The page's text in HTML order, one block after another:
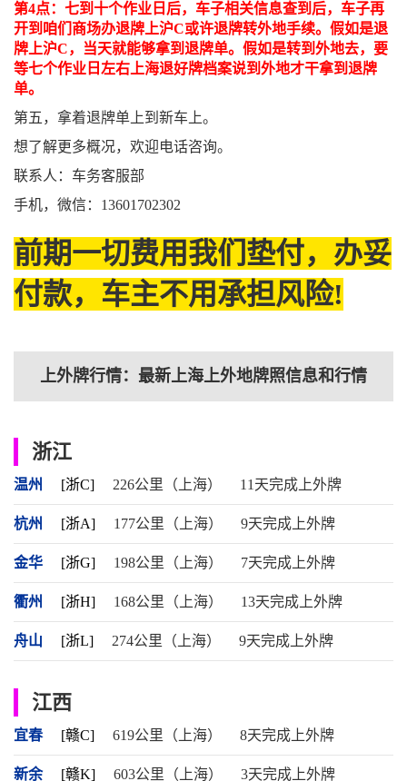
第4点：七到十个作业日后，车子相关信息查到后，车子再
开到咱们商场办退牌上沪C或许退牌转外地手续。假如是退
牌上沪C，当天就能够拿到退牌单。假如是转到外地去，要
等七个作业日左右上海退好牌档案说到外地才干拿到退牌
单。
第五，拿着退牌单上到新车上。
想了解更多概况，欢迎电话咨询。
联系人：车务客服部
手机，微信：13601702302
前期一切费用我们垫付，办妥
付款，车主不用承担风险!
上外牌行情：最新上海上外地牌照信息和行情
浙江
温州 [浙C] 226公里（上海） 11天完成上外牌
杭州 [浙A] 177公里（上海） 9天完成上外牌
金华 [浙G] 198公里（上海） 7天完成上外牌
衢州 [浙H] 168公里（上海） 13天完成上外牌
舟山 [浙L] 274公里（上海） 9天完成上外牌
江西
宜春 [赣C] 619公里（上海） 8天完成上外牌
新余 [赣K] 603公里（上海） 3天完成上外牌